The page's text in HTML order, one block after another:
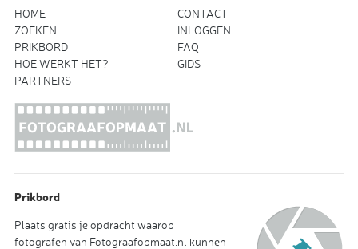
HOME
CONTACT
ZOEKEN
INLOGGEN
PRIKBORD
FAQ
HOE WERKT HET?
GIDS
PARTNERS
Prikbord
Plaats gratis je opdracht waarop
fotografen van Fotograafopmaat.nl kunnen